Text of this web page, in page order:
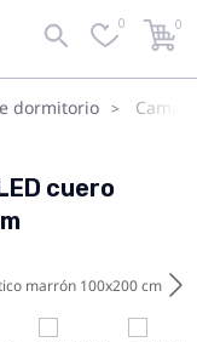
0 0
dormitorio Camas
cuero